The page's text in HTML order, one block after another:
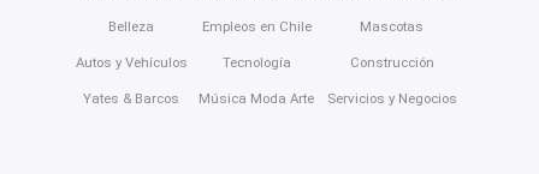
Belleza
Autos y Vehículos
Yates & Barcos
Empleos en Chile
Tecnología
Música Moda Arte
Mascotas
Construcción
Servicios y Negocios